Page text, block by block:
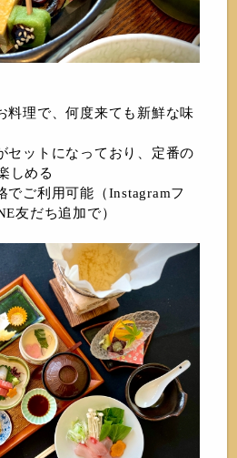
料理で、何度来ても新鮮な味
セットになっており、定番の
しめる
でご利用可能（Instagramフ
友だち追加で）